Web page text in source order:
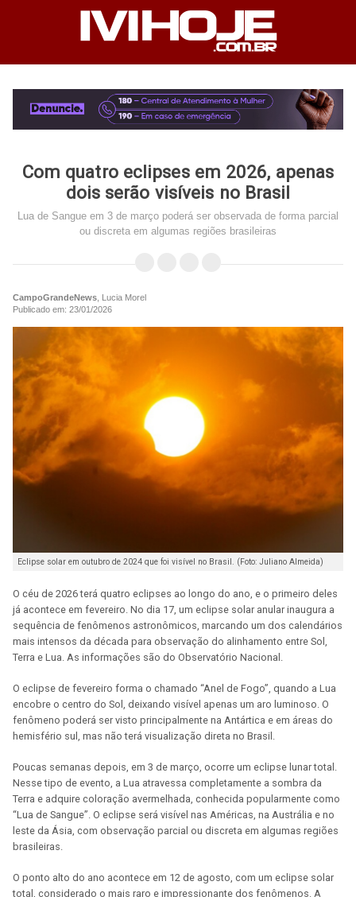
Com quatro eclipses em 2026, apenas
dois serão visíveis no Brasil
Lua de Sangue em 3 de março poderá ser observada de forma parcial
ou discreta em algumas regiões brasileiras
CampoGrandeNews , Lucia Morel
Publicado em: 23/01/2026
Eclipse solar em outubro de 2024 que foi visível no Brasil. (Foto: Juliano Almeida)
O céu de 2026 terá quatro eclipses ao longo do ano, e o primeiro deles
já acontece em fevereiro. No dia 17, um eclipse solar anular inaugura a
sequência de fenômenos astronômicos, marcando um dos calendários
mais intensos da década para observação do alinhamento entre Sol,
Terra e Lua. As informações são do Observatório Nacional.
O eclipse de fevereiro forma o chamado “Anel de Fogo”, quando a Lua
encobre o centro do Sol, deixando visível apenas um aro luminoso. O
fenômeno poderá ser visto principalmente na Antártica e em áreas do
hemisfério sul, mas não terá visualização direta no Brasil.
Poucas semanas depois, em 3 de março, ocorre um eclipse lunar total.
Nesse tipo de evento, a Lua atravessa completamente a sombra da
Terra e adquire coloração avermelhada, conhecida popularmente como
“Lua de Sangue”. O eclipse será visível nas Américas, na Austrália e no
leste da Ásia, com observação parcial ou discreta em algumas regiões
brasileiras.
O ponto alto do ano acontece em 12 de agosto, com um eclipse solar
total, considerado o mais raro e impressionante dos fenômenos. A